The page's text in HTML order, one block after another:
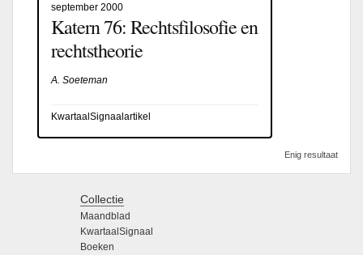
september 2000
Katern 76: Rechtsfilosofie en
rechtstheorie
A. Soeteman
KwartaalSignaalartikel
Enig resultaat
Collectie
Maandblad
KwartaalSignaal
Boeken